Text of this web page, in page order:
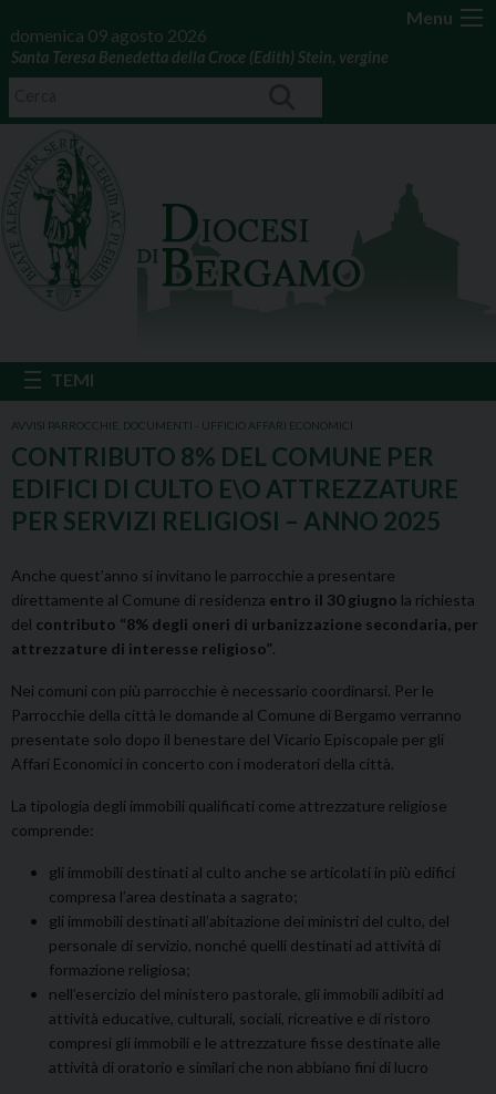
Menu
domenica 09 agosto 2026
Santa Teresa Benedetta della Croce (Edith) Stein, vergine
AVVISI PARROCCHIE DOCUMENTI - UFFICIO AFFARI ECONOMICI
CONTRIBUTO 8% DEL COMUNE PER
EDIFICI DI CULTO E\O ATTREZZATURE
PER SERVIZI RELIGIOSI – ANNO 2025
Anche quest’anno si invitano le parrocchie a presentare
direttamente al Comune di residenza entro il 30 giugno la richiesta
del contributo “8% degli oneri di urbanizzazione secondaria, per
attrezzature di interesse religioso”.
Nei comuni con più parrocchie è necessario coordinarsi. Per le
Parrocchie della città le domande al Comune di Bergamo verranno
presentate solo dopo il benestare del Vicario Episcopale per gli
Affari Economici in concerto con i moderatori della città.
La tipologia degli immobili qualificati come attrezzature religiose
comprende:
gli immobili destinati al culto anche se articolati in più edifici
compresa l’area destinata a sagrato;
gli immobili destinati all’abitazione dei ministri del culto, del
personale di servizio, nonché quelli destinati ad attività di
formazione religiosa;
nell’esercizio del ministero pastorale, gli immobili adibiti ad
attività educative, culturali, sociali, ricreative e di ristoro
compresi gli immobili e le attrezzature fisse destinate alle
attività di oratorio e similari che non abbiano fini di lucro